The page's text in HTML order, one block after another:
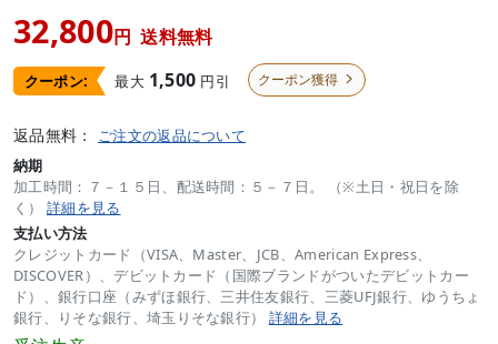
32,800円 送料無料
クーポン: 最大 1,500 円引 クーポン獲得 
返品無料： ご注文の返品について
納期
加工時間：７－１５日、配送時間：５－７日。 （※土日・祝日を除
く） 詳細を見る
支払い方法
クレジットカード（VISA、Master、JCB、American Express、
DISCOVER）、デビットカード（国際ブランドがついたデビットカー
ド）、銀行口座（みずほ銀行、三井住友銀行、三菱UFJ銀行、ゆうちょ
銀行、りそな銀行、埼玉りそな銀行） 詳細を見る